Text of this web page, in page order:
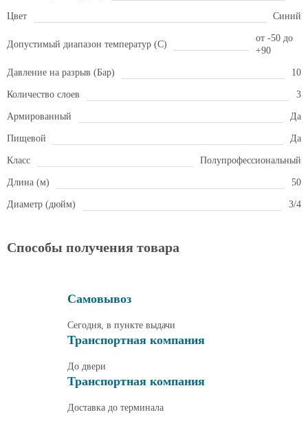
Цвет Синий
Допустимый диапазон температур (С)
от -50 до
+90
Давление на разрыв (Бар) 10
Количество слоев 3
Армированный Да
Пищевой Да
Класс Полупрофессиональный
Длина (м) 50
Диаметр (дюйм) 3/4
Способы получения товара
Самовывоз
Сегодня, в пункте выдачи
Транспортная компания
До двери
Транспортная компания
Доставка до терминала